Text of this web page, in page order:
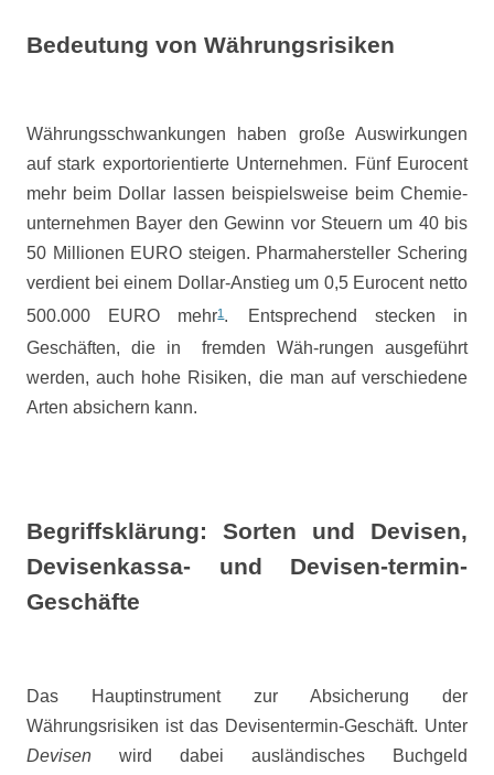
Bedeutung von Währungsrisiken
Währungsschwankungen haben große Auswirkungen
auf stark exportorientierte Unternehmen. Fünf Eurocent
mehr beim Dollar lassen beispielsweise beim Chemie-
unternehmen Bayer den Gewinn vor Steuern um 40 bis
50 Millionen EURO steigen. Pharmahersteller Schering
verdient bei einem Dollar-Anstieg um 0,5 Eurocent netto
500.000 EURO mehr1 .
Entsprechend stecken in
Geschäften, die in
fremden Wäh-rungen ausgeführt
werden, auch hohe Risiken, die man auf verschiedene
Arten absichern kann.
Begriffsklärung: Sorten und Devisen,
Devisenkassa- und Devisen-termin-
Geschäfte
Das Hauptinstrument zur Absicherung der
Währungsrisiken ist das Devisentermin-Geschäft. Unter
Devisen wird dabei ausländisches Buchgeld